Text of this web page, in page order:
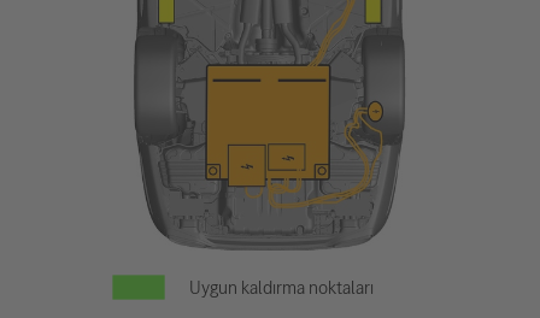
Uygun kaldırma noktaları